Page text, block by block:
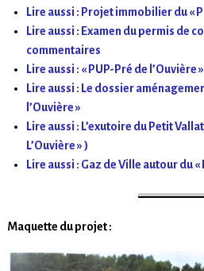
Lire aussi : Projet immobilier du «
Lire aussi : Examen du permis de
commentaires
Lire aussi : « PUP-Pré de l’Ouvière
Lire aussi : Le dossier
l’Ouvière »
Lire aussi : L’exutoire du Petit
L’Ouvière » )
Lire aussi : Gaz de Ville autour du «
Maquette du projet :